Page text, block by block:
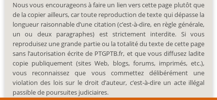
Nous vous encourageons à faire un lien vers cette page plutôt que
de la copier ailleurs, car toute reproduction de texte qui dépasse la
longueur raisonnable d’une citation (c’est-à-dire, en règle générale,
un ou deux paragraphes) est strictement interdite. Si vous
reproduisez une grande partie ou la totalité du texte de cette page
sans l’autorisation écrite de PTGPTB.fr, et que vous diffusez ladite
copie publiquement (sites Web, blogs, forums, imprimés, etc.),
vous reconnaissez que vous commettez délibérément une
violation des lois sur le droit d’auteur, c’est-à-dire un acte illégal
passible de poursuites judiciaires.